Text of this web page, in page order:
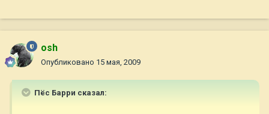
osh
Опубликовано 15 мая, 2009
Пёс Барри сказал: